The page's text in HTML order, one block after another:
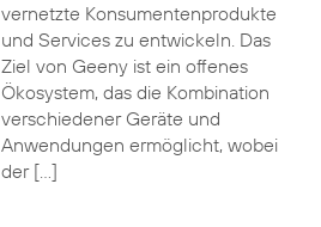
vernetzte Konsumentenprodukte
und Services zu entwickeln. Das
Ziel von Geeny ist ein offenes
Ökosystem, das die Kombination
verschiedener Geräte und
Anwendungen ermöglicht, wobei
der […]